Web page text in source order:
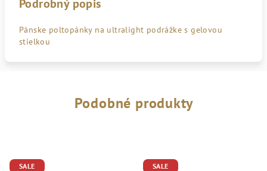
Podrobný popis
Pánske poltopánky na ultralight podrážke s gelovou
stielkou
Podobné produkty
SALE SALE